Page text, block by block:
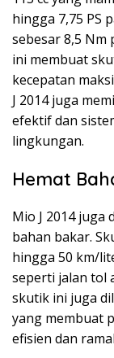
hingga 7,75 PS
sebesar 8,5 Nm
ini membuat
kecepatan
J 2014 juga
efektif dan
lingkungan.
Hemat
Mio J 2014 juga
bahan bakar.
hingga 50 km/
seperti jalan tol
skutik ini juga
yang membuat
efisien dan